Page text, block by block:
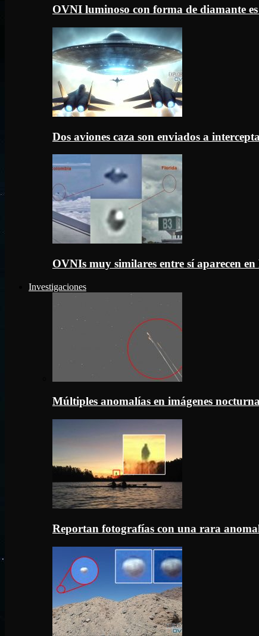
OVNI luminoso con forma de diamante
Dos aviones caza son enviados a
OVNIs muy similares entre sí aparecen
Investigaciones
Múltiples anomalías en imágenes
Reportan fotografías con una rara